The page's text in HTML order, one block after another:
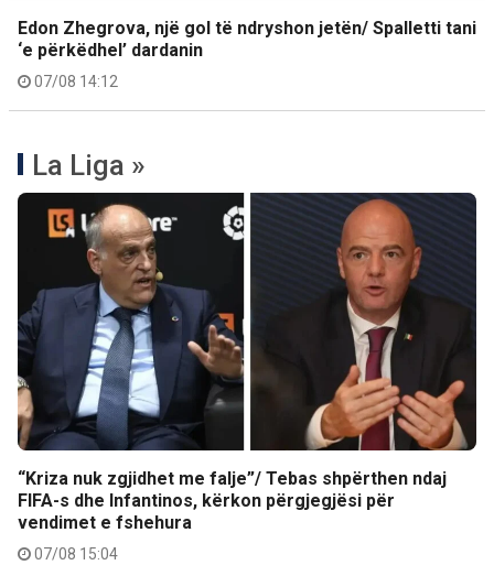
Edon Zhegrova, një gol të ndryshon jetën/ Spalletti tani
‘e përkëdhel’ dardanin
07/08 14:12
La Liga »
“Kriza nuk zgjidhet me falje”/ Tebas shpërthen ndaj
FIFA-s dhe Infantinos, kërkon përgjegjësi për
vendimet e fshehura
07/08 15:04